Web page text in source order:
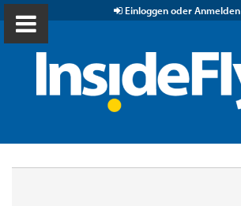
Einloggen oder Anmelden